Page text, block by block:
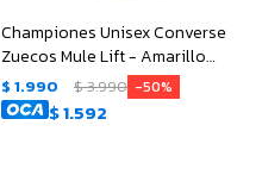
Championes Unisex Converse
Zuecos Mule Lift - Amarillo
Limón
$ 1.990 $3.990 50
$1.592